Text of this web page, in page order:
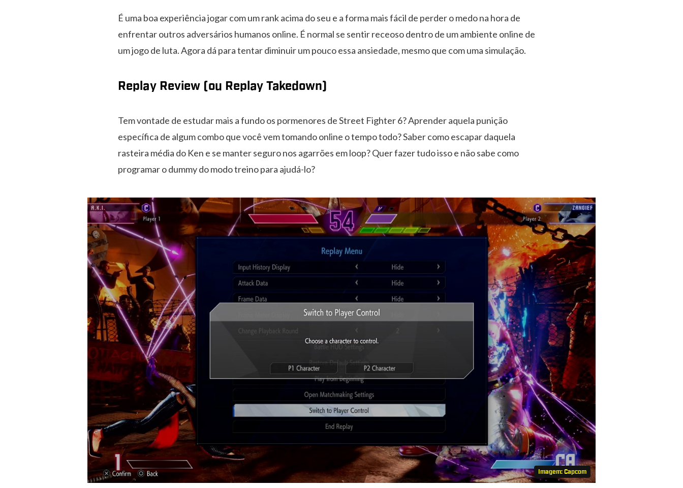
É uma boa experiência jogar com um rank acima do seu e a forma mais fácil de perder o medo na hora de
enfrentar outros adversários humanos online. É normal se sentir receoso dentro de um ambiente online de
um jogo de luta. Agora dá para tentar diminuir um pouco essa ansiedade, mesmo que com uma simulação.
Replay Review (ou Replay Takedown)
Tem vontade de estudar mais a fundo os pormenores de Street Fighter 6? Aprender aquela punição
específica de algum combo que você vem tomando online o tempo todo? Saber como escapar daquela
rasteira média do Ken e se manter seguro nos agarrões em loop? Quer fazer tudo isso e não sabe como
programar o dummy do modo treino para ajudá-lo?
Imagem: Capcom